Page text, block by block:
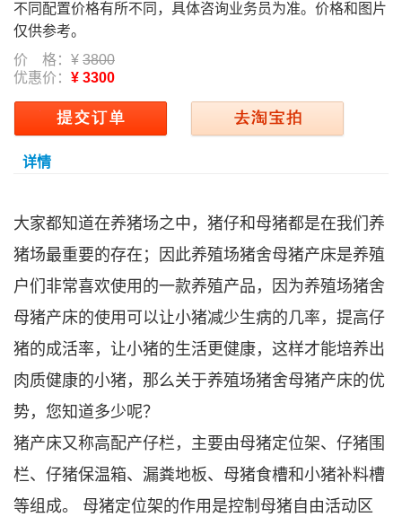
不同配置价格有所不同，具体咨询业务员为准。价格和图片
仅供参考。
价 格：¥ 3800
优惠价： ¥ 3300
详情
大家都知道在养猪场之中，猪仔和母猪都是在我们养
猪场最重要的存在；因此养殖场猪舍母猪产床是养殖
户们非常喜欢使用的一款养殖产品，因为养殖场猪舍
母猪产床的使用可以让小猪减少生病的几率，提高仔
猪的成活率，让小猪的生活更健康，这样才能培养出
肉质健康的小猪，那么关于养殖场猪舍母猪产床的优
势，您知道多少呢？
猪产床又称高配产仔栏，主要由母猪定位架、仔猪围
栏、仔猪保温箱、漏粪地板、母猪食槽和小猪补料槽
等组成。 母猪定位架的作用是控制母猪自由活动区